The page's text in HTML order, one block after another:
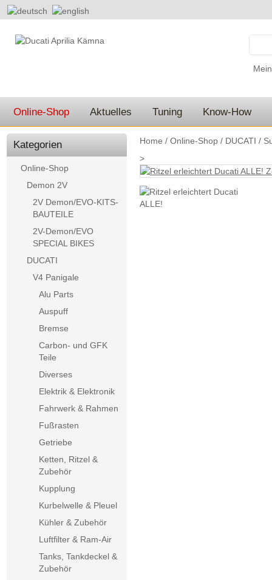
Online-Shop Aktuelles Tuning Know-How
Home / Online-Shop / DUCATI /
>
Kategorien
Online-Shop
Demon 2V
2V Demon/EVO-KITS-
BAUTEILE
2V-Demon/EVO
SPECIAL BIKES
DUCATI
V4 Panigale
Alu Parts
Auspuff
Bremse
Carbon- und GFK
Teile
Diverses
Elektrik & Elektronik
Fahrwerk & Rahmen
Fußrasten
Getriebe
Ketten, Ritzel &
Zubehör
Kupplung
Kurbelwelle & Pleuel
Kühler & Zubehör
Luftfilter & Ram-Air
Tanks, Tankdeckel &
Zubehör